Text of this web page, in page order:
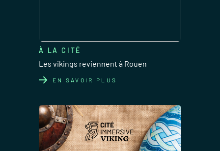
EN SAVOIR PLUS
À LA CITÉ
Les vikings reviennent à Rouen